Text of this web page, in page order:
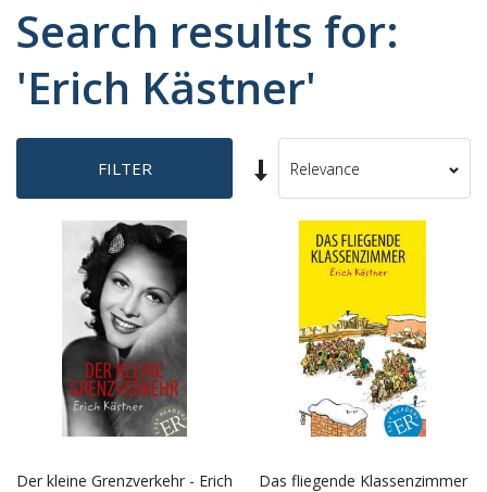
Search results for:
'Erich Kästner'
FILTER
Set
Ascending
Direction
Sort
Der kleine Grenzverkehr - Erich
Das fliegende Klassenzimmer